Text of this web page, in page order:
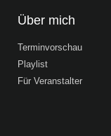
Über mich
Terminvorschau
Playlist
Für Veranstalter